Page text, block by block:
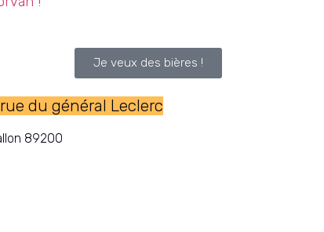
Je veux des bières !
du général Leclerc
89200